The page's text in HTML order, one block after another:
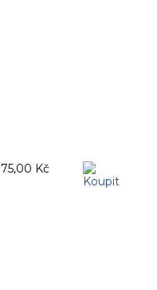
75,00 Kč